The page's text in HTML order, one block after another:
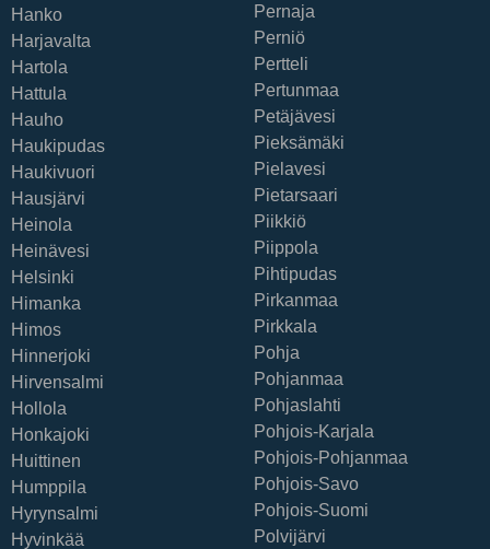
Hanko
Harjavalta
Hartola
Hattula
Hauho
Haukipudas
Haukivuori
Hausjärvi
Heinola
Heinävesi
Helsinki
Himanka
Himos
Hinnerjoki
Hirvensalmi
Hollola
Honkajoki
Huittinen
Humppila
Hyrynsalmi
Hyvinkää
Pernaja
Perniö
Pertteli
Pertunmaa
Petäjävesi
Pieksämäki
Pielavesi
Pietarsaari
Piikkiö
Piippola
Pihtipudas
Pirkanmaa
Pirkkala
Pohja
Pohjanmaa
Pohjaslahti
Pohjois-Karjala
Pohjois-Pohjanmaa
Pohjois-Savo
Pohjois-Suomi
Polvijärvi